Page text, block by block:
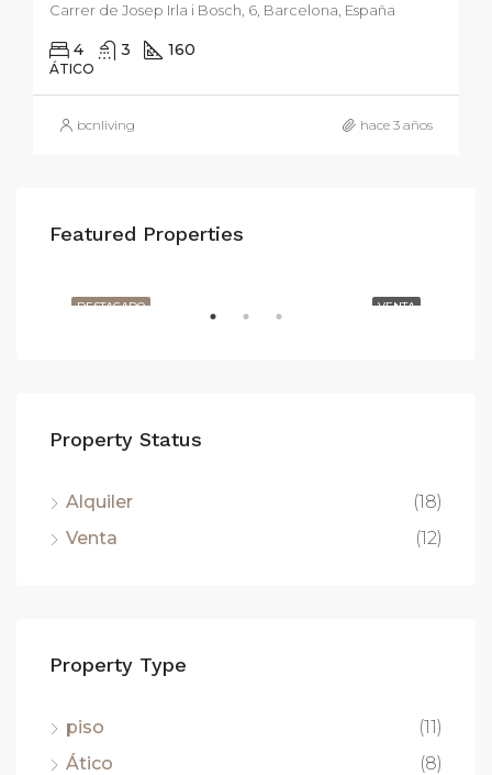
Carrer de Josep Irla i Bosch, 6, Barcelona, España
4 3 160
ÁTICO
bcnliving hace 3 años
Featured Properties
VENTA
DESTACADO
950.000€
Property Status
Alquiler
(18)
Venta
(12)
Property Type
piso
(11)
Ático
(8)